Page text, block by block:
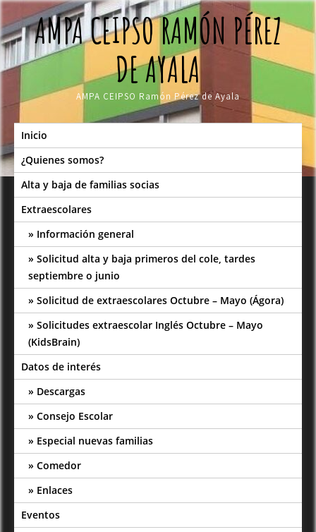
Skip
to
contentAMPA CEIPSO RAMÓN PÉREZ
DE AYALA
AMPA CEIPSO Ramón Pérez de Ayala
Inicio
¿Quienes somos?
Alta y baja de familias socias
Extraescolares
Información general
Solicitud alta y baja primeros del cole, tardes
septiembre o junio
Solicitud de extraescolares Octubre – Mayo (Ágora)
Solicitudes extraescolar Inglés Octubre – Mayo
(KidsBrain)
Datos de interés
Descargas
Consejo Escolar
Especial nuevas familias
Comedor
Enlaces
Eventos